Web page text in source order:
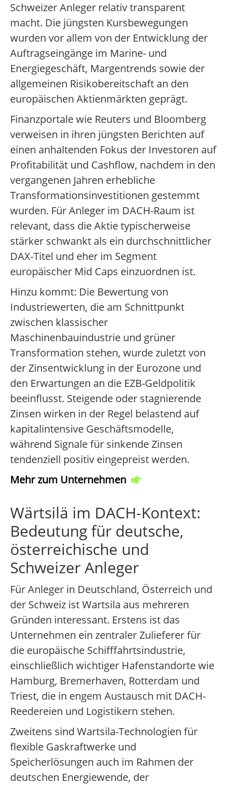
Schweizer Anleger relativ transparent
macht. Die jüngsten Kursbewegungen
wurden vor allem von der Entwicklung der
Auftragseingänge im Marine- und
Energiegeschäft, Margentrends sowie der
allgemeinen Risikobereitschaft an den
europäischen Aktienmärkten geprägt.
Finanzportale wie Reuters und Bloomberg
verweisen in ihren jüngsten Berichten auf
einen anhaltenden Fokus der Investoren auf
Profitabilität und Cashflow, nachdem in den
vergangenen Jahren erhebliche
Transformationsinvestitionen gestemmt
wurden. Für Anleger im DACH-Raum ist
relevant, dass die Aktie typischerweise
stärker schwankt als ein durchschnittlicher
DAX-Titel und eher im Segment
europäischer Mid Caps einzuordnen ist.
Hinzu kommt: Die Bewertung von
Industriewerten, die am Schnittpunkt
zwischen klassischer
Maschinenbauindustrie und grüner
Transformation stehen, wurde zuletzt von
der Zinsentwicklung in der Eurozone und
den Erwartungen an die EZB-Geldpolitik
beeinflusst. Steigende oder stagnierende
Zinsen wirken in der Regel belastend auf
kapitalintensive Geschäftsmodelle,
während Signale für sinkende Zinsen
tendenziell positiv eingepreist werden.
Mehr zum Unternehmen
Wärtsilä im DACH-Kontext:
Bedeutung für deutsche,
österreichische und
Schweizer Anleger
Für Anleger in Deutschland, Österreich und
der Schweiz ist Wartsila aus mehreren
Gründen interessant. Erstens ist das
Unternehmen ein zentraler Zulieferer für
die europäische Schifffahrtsindustrie,
einschließlich wichtiger Hafenstandorte wie
Hamburg, Bremerhaven, Rotterdam und
Triest, die in engem Austausch mit DACH-
Reedereien und Logistikern stehen.
Zweitens sind Wartsila-Technologien für
flexible Gaskraftwerke und
Speicherlösungen auch im Rahmen der
deutschen Energiewende, der